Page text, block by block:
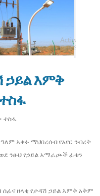
ኃይል እምቅ
ተስፋ
አቀፉ ማህበረሰብ የአየር ንብረት
ንፁህ የኃይል አማራጮች ፊቱን
ዘላቂ የታዳሽ ኃይል እምቅ አቅም